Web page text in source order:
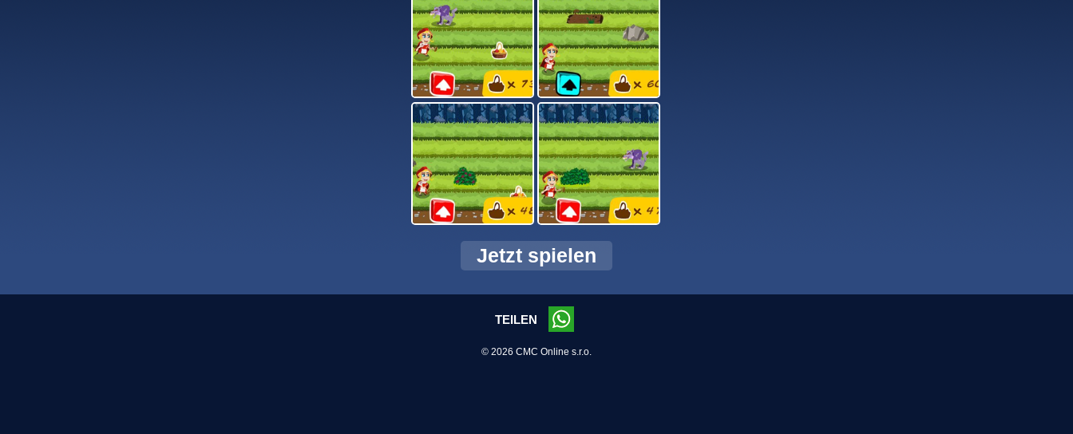
Jetzt spielen
TEILEN
© 2026 CMC Online s.r.o.